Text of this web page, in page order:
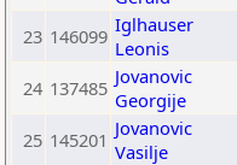
23 146099 Iglhauser
Leonis
24 137485 Jovanovic
Georgije
25 145201 Jovanovic
Vasilje